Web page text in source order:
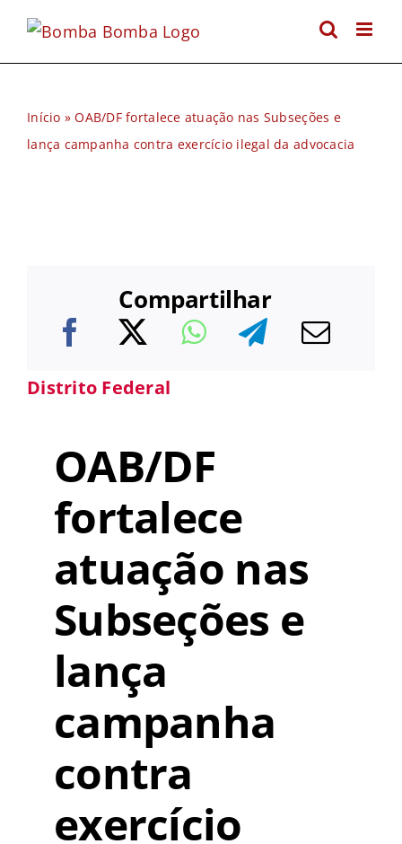
para
o
Início »OAB/DF fortalece atuação nas Subseções e
lança campanha contra exercício ilegal da advocacia
Compartilhar
Distrito Federal
OAB/DF
fortalece
atuação nas
Subseções e
lança
campanha
contra
exercício